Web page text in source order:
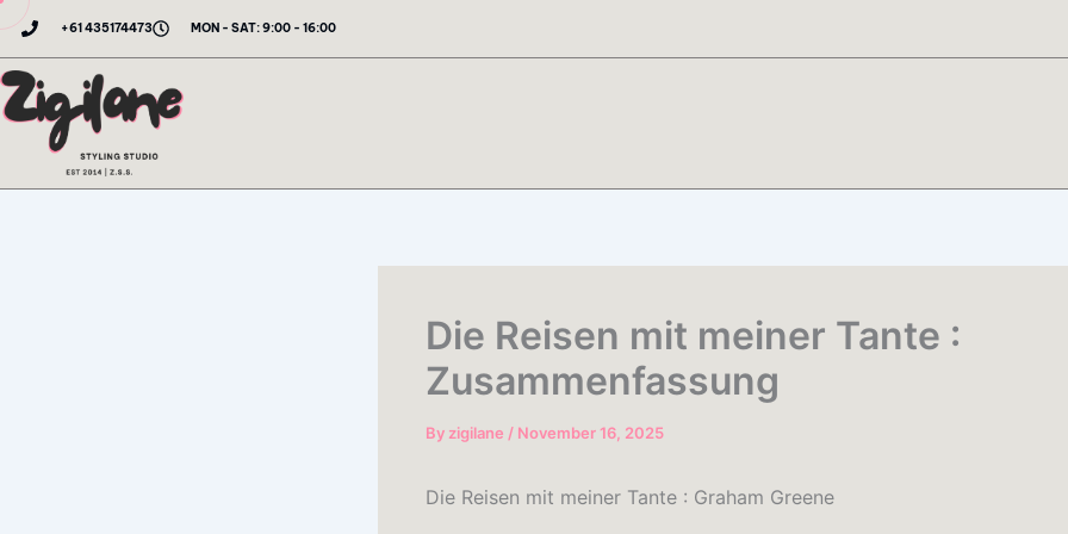
Skip
content
+61 435174473 MON - SAT: 9:00 - 16:00
Die Reisen mit meiner Tante :
Zusammenfassung
By zigilane / November 16, 2025
Die Reisen mit meiner Tante : Graham Greene